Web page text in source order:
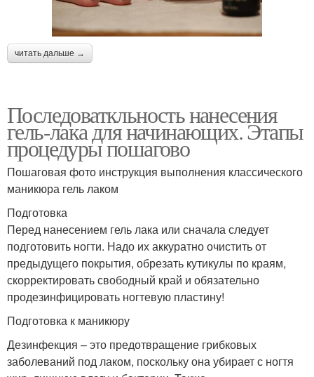
читать дальше →
Последоваткльность нанесения
гель-лака для начинающих. Этапы
процедуры пошагово
Пошаговая фото инструкция выполнения классического
маникюра гель лаком
Подготовка
Перед нанесением гель лака или сначала следует
подготовить ногти. Надо их аккуратно очистить от
предыдущего покрытия, обрезать кутикулы по краям,
скорректировать свободный край и обязательно
продезинфицировать ногтевую пластину!
Подготовка к маникюру
Дезинфекция – это предотвращение грибковых
заболеваний под лаком, поскольку она убирает с ногтя